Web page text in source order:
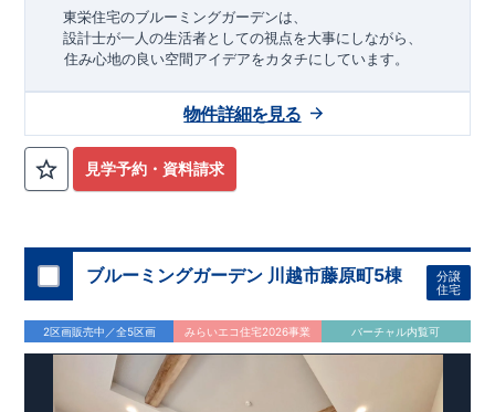
東栄住宅のブルーミングガーデンは、
設計士が一人の生活者としての視点を大事にしながら、
住み心地の良い空間アイデアをカタチにしています。
TEL:098-860-2201（火・水曜日定休日、年末年始休み）
■オプションではありません！全棟標準搭載
ム・ガス衣類乾燥機・食洗器・宅配ボックス・玄関電子キー・
成材にヒノキを使用しております！
■長期優良住宅もっと詳しく
「いい家を作って、きちんと手
7つの厳しい技術基準をクリアした物件だけが認定を受けられる
長期優良住宅。
長期優良住宅として認定を受けるためには、国が定めた下記7つ
の技術基準をクリアする必要があります。東栄住宅は全棟でク
リア！①耐震性②劣化対策③維持管理性④住戸面積⑤省エネル
見学予約・資料請求
物件詳細を見る
ブルーミングガーデン 川越市藤原町5棟
分譲
住宅
2区画販売中／全5区画 みらいエコ住宅2026事業 バーチャル内覧可